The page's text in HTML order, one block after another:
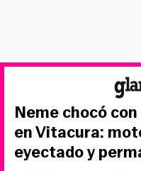
Neme chocó
en Vitacura:
eyectado y